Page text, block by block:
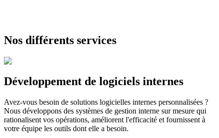
Nos différents services
Développement de logiciels internes
Avez-vous besoin de solutions logicielles internes personnalisées ?
Nous développons des systèmes de gestion interne sur mesure qui
rationalisent vos opérations, améliorent l'efficacité et fournissent à
votre équipe les outils dont elle a besoin.